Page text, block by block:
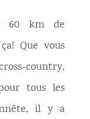
60 km de
Que vous
country,
tous les
il y a